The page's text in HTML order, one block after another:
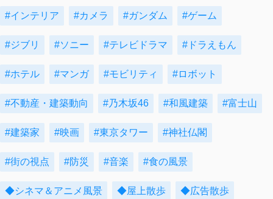
#インテリア #カメラ #ガンダム #ゲーム
#ジブリ #ソニー #テレビドラマ #ドラえもん
#ホテル #マンガ #モビリティ #ロボット
#不動産・建築動向 #乃木坂46 #和風建築 #富士山
#建築家 #映画 #東京タワー #神社仏閣
#街の視点 #防災 #音楽 #食の風景
◆シネマ＆アニメ風景 ◆屋上散歩 ◆広告散歩